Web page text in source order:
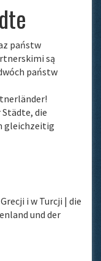
państw
są
państw
die
gleichzeitig
i w Turcji | die
und der